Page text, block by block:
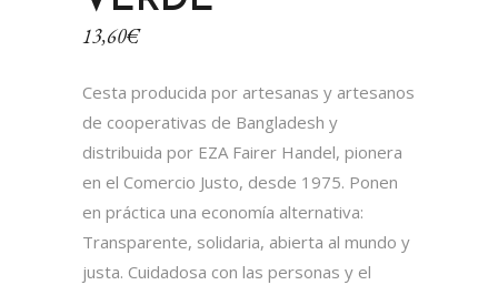
13,60€
Cesta producida por artesanas y artesanos
de cooperativas de Bangladesh y
distribuida por EZA Fairer Handel, pionera
en el Comercio Justo, desde 1975. Ponen
en práctica una economía alternativa:
Transparente, solidaria, abierta al mundo y
justa. Cuidadosa con las personas y el